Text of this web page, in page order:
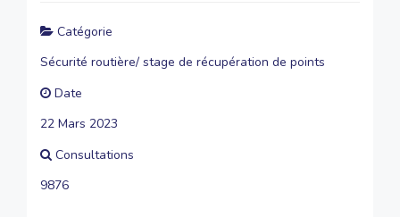
Catégorie
Sécurité routière/ stage de récupération de points
Date
22 Mars 2023
Consultations
9876